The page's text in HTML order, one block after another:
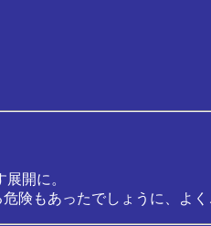
開に。
険もあったでしょうに、よ